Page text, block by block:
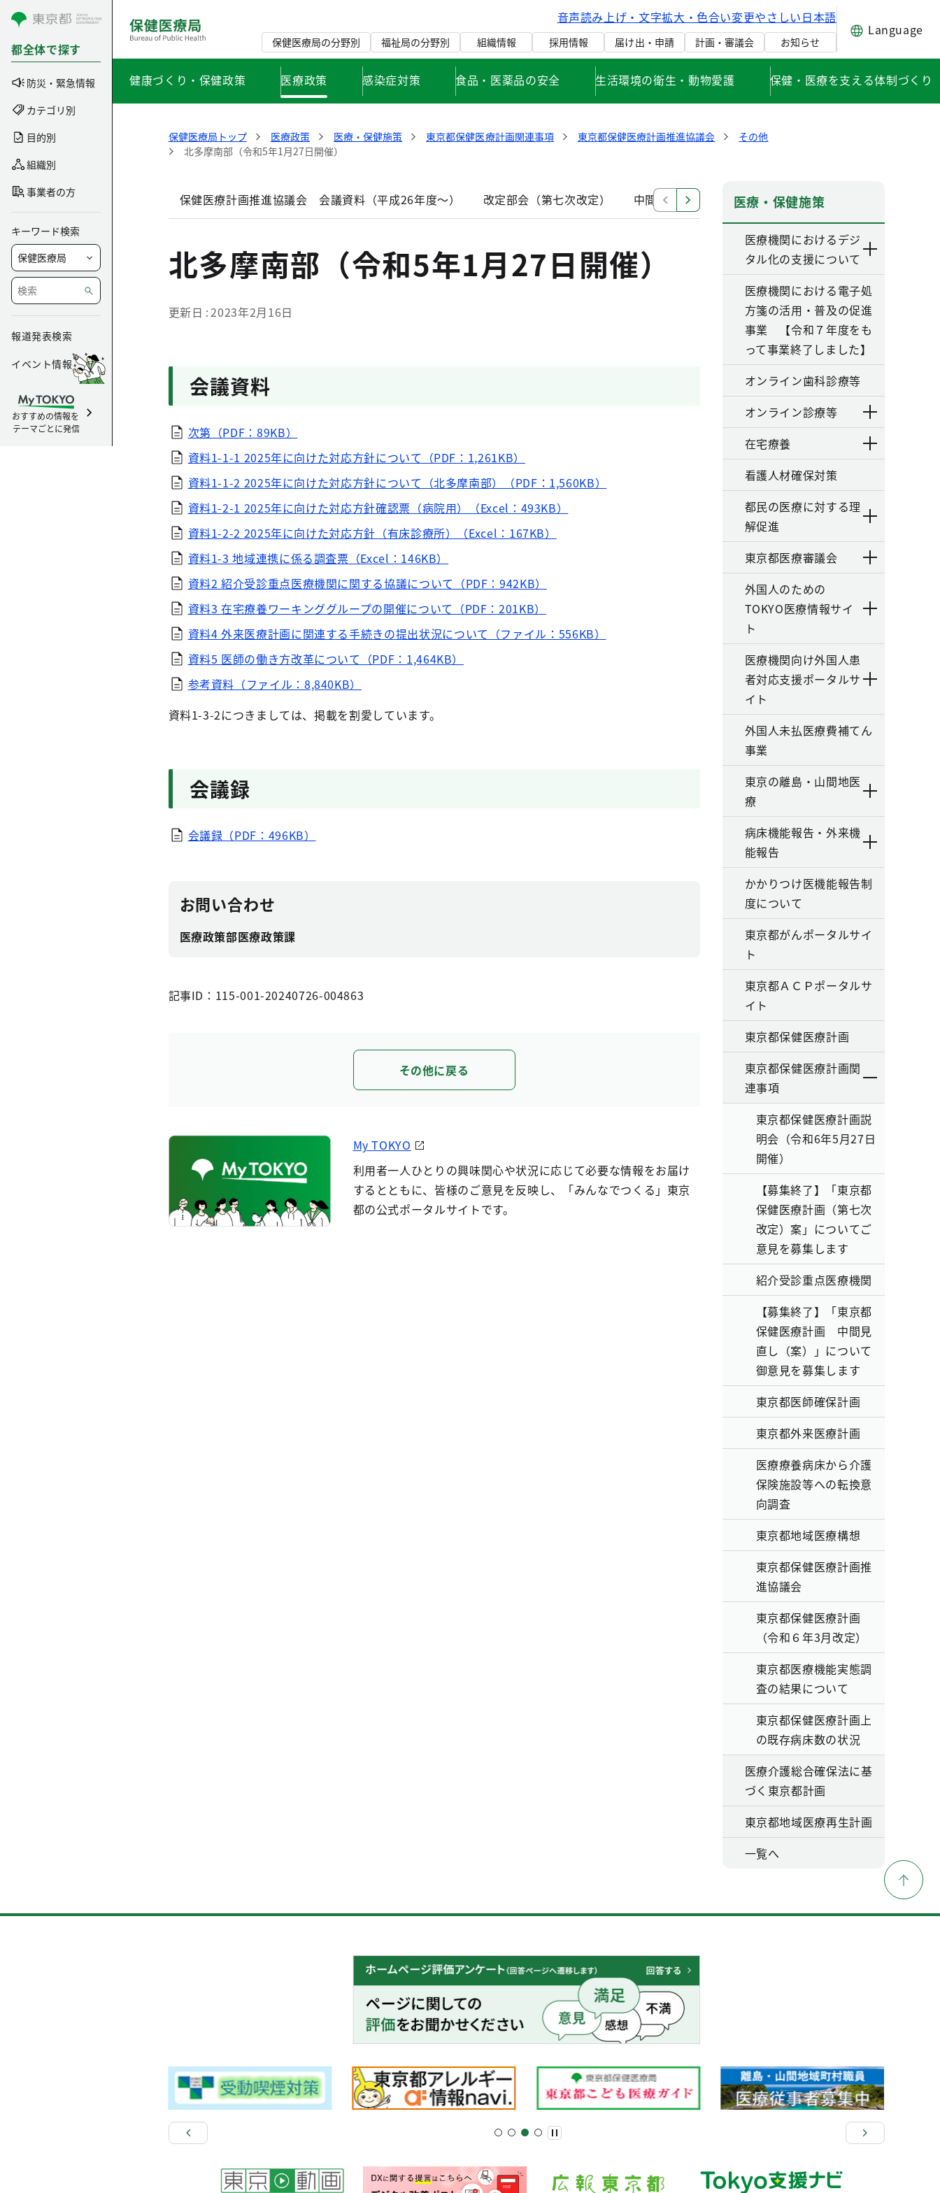
コンテンツにスキップ
都全体で探す
防災・緊急情報
カテゴリ別
目的別
組織別
事業者の方
キーワード検索
報道発表検索
イベント情報
おすすめの情報を
テーマごとに発信
音声読み上げ・文字拡大・色合い変更やさしい日本語
保健医療局の分野別 福祉局の分野別 組織情報 採用情報 届け出・申請 計画・審議会 お知らせ
Language
健康づくり・保健政策 医療政策 感染症対策 食品・医薬品の安全 生活環境の衛生・動物愛護 保健・医療を支える体制づくり
保健医療局トップ 医療政策 医療・保健施策 東京都保健医療計画関連事項 東京都保健医療計画推進協議会
その他
北多摩南部（令和5年1月27日開催）
保健医療計画推進協議会 会議資料（平成26年度～） 改定部会（第七次改定） 中間見直し検討部会 改定部会（第六次改定）
北多摩南部（令和5年1月27日開催）
更新日 2023年2月16日
会議資料
次第（PDF：89KB）
資料1-1-1 2025年に向けた対応方針について（PDF：1,261KB）
資料1-1-2 2025年に向けた対応方針について（北多摩南部）（PDF：1,560KB）
資料1-2-1 2025年に向けた対応方針確認票（病院用）（Excel：493KB）
資料1-2-2 2025年に向けた対応方針（有床診療所）（Excel：167KB）
資料1-3 地域連携に係る調査票（Excel：146KB）
資料2 紹介受診重点医療機関に関する協議について（PDF：942KB）
資料3 在宅療養ワーキンググループの開催について（PDF：201KB）
資料4 外来医療計画に関連する手続きの提出状況について（ファイル：556KB）
資料5 医師の働き方改革について（PDF：1,464KB）
参考資料（ファイル：8,840KB）
資料1-3-2につきましては、掲載を割愛しています。
会議録
会議録（PDF：496KB）
お問い合わせ
医療政策部医療政策課
記事ID：115-001-20240726-004863
その他に戻る
My TOKYO
利用者一人ひとりの興味関心や状況に応じて必要な情報をお届け
するとともに、皆様のご意見を反映し、「みんなでつくる」東京
都の公式ポータルサイトです。
医療・保健施策
医療機関におけるデジ
タル化の支援について
医療機関における電子処
方箋の活用・普及の促進
事業 【令和７年度をも
って事業終了しました】
オンライン歯科診療等
オンライン診療等
在宅療養
看護人材確保対策
都民の医療に対する理
解促進
東京都医療審議会
外国人のための
TOKYO医療情報サイ
ト
医療機関向け外国人患
者対応支援ポータルサ
イト
外国人未払医療費補てん
事業
東京の離島・山間地医
療
病床機能報告・外来機
能報告
かかりつけ医機能報告制
度について
東京都がんポータルサイ
ト
東京都ＡＣＰポータルサ
イト
東京都保健医療計画
東京都保健医療計画関
連事項
東京都保健医療計画説
明会（令和6年5月27日
開催）
【募集終了】「東京都
保健医療計画（第七次
改定）案」についてご
意見を募集します
紹介受診重点医療機関
【募集終了】「東京都
保健医療計画 中間見
直し（案）」について
御意見を募集します
東京都医師確保計画
東京都外来医療計画
医療療養病床から介護
保険施設等への転換意
向調査
東京都地域医療構想
東京都保健医療計画推
進協議会
東京都保健医療計画
（令和６年3月改定）
東京都医療機能実態調
査の結果について
東京都保健医療計画上
の既存病床数の状況
医療介護総合確保法に基
づく東京都計画
東京都地域医療再生計画
一覧へ